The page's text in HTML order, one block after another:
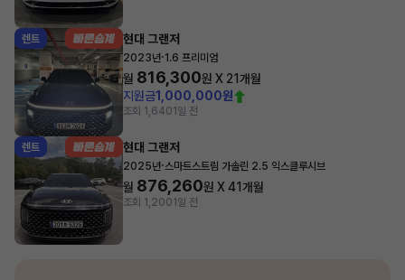
렌트 현대 그랜저
2023년·1.6 프리미엄
월 816,300원 X 21개월
지원금1,000,000원
조회 1,6401일 전
렌트 현대 그랜저
2025년·스마트스트림 가솔린 2.5 익스클루시브
월 876,260원 X41개월
조회 1,2001일 전